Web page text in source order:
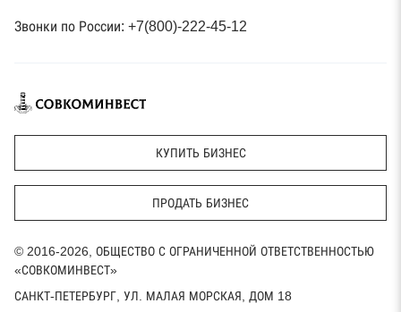
Звонки по России: +7(800)-222-45-12
КУПИТЬ БИЗНЕС
ПРОДАТЬ БИЗНЕС
© 2016-2026, ОБЩЕСТВО С ОГРАНИЧЕННОЙ ОТВЕТСТВЕННОСТЬЮ
«СОВКОМИНВЕСТ»
САНКТ-ПЕТЕРБУРГ, УЛ. МАЛАЯ МОРСКАЯ, ДОМ 18